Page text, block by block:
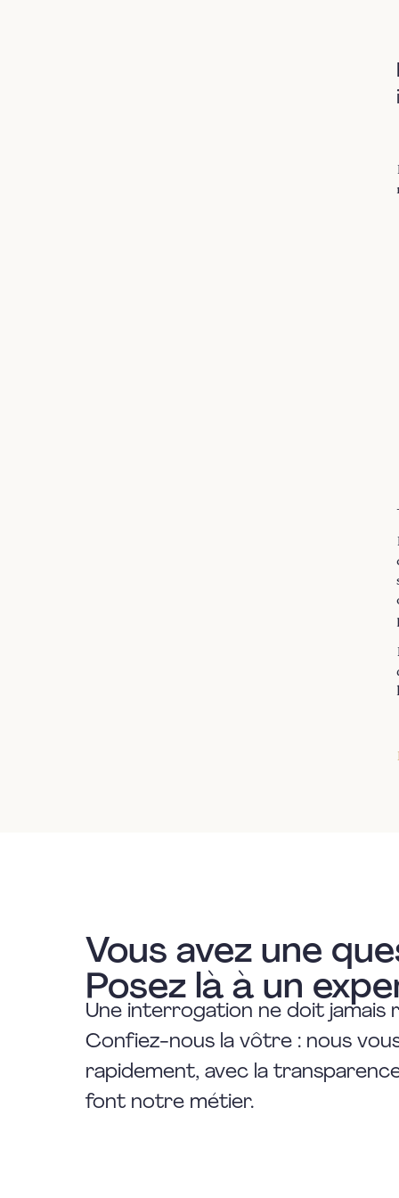
Vous avez une
Posez là à un
Une interrogation ne doit jamais
Confiez-nous la vôtre : nous
rapidement, avec la
font notre métier.